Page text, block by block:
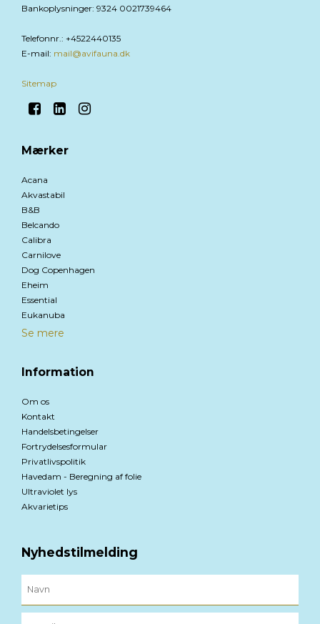
Bankoplysninger: 9324 0021739464
Telefonnr. : +4522440135
E-mail: mail@avifauna.dk
Sitemap
Mærker
Acana
Akvastabil
B&B
Belcando
Calibra
Carnilove
Dog Copenhagen
Eheim
Essential
Eukanuba
Se mere
Information
Om os
Kontakt
Handelsbetingelser
Fortrydelsesformular
Privatlivspolitik
Havedam - Beregning af folie
Ultraviolet lys
Akvarietips
Nyhedstilmelding